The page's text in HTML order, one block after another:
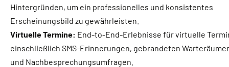
Hintergründen, um ein professionelles und konsistentes
Erscheinungsbild zu gewährleisten.
Virtuelle Termine: End-to-End-Erlebnisse für virtuelle
einschließlich SMS-Erinnerungen, gebrandeten
und Nachbesprechungsumfragen.